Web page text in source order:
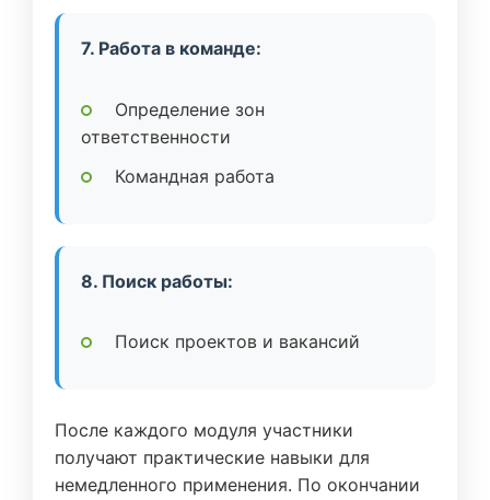
7. Работа в команде:
Определение зон
ответственности
Командная работа
8. Поиск работы:
Поиск проектов и вакансий
После каждого модуля участники
получают практические навыки для
немедленного применения. По окончании